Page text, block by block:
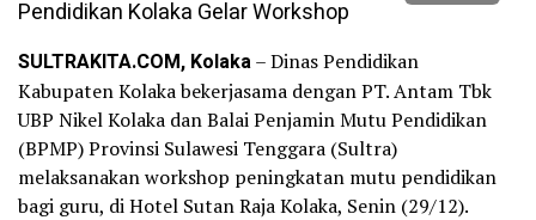
SULTRAKITA.COM, Kolaka– Dinas Pendidikan
Kabupaten Kolaka bekerjasama dengan PT. Antam Tbk
UBP Nikel Kolaka dan Balai Penjamin Mutu Pendidikan
(BPMP) Provinsi Sulawesi Tenggara (Sultra)
melaksanakan workshop peningkatan mutu pendidikan
bagi guru, di Hotel Sutan Raja Kolaka, Senin (29/12).